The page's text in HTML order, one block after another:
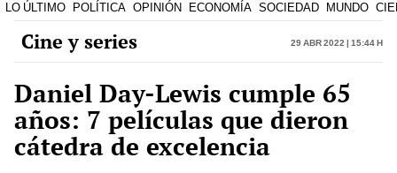
LO ÚLTIMO POLÍTICA OPINIÓN ECONOMÍA SOCIEDAD MUNDO
Cine y series 29 Abr 2022 | 15:44 h
Daniel Day-Lewis cumple 65
años: 7 películas que dieron
cátedra de excelencia